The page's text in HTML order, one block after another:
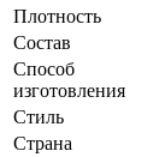
Плотность
Состав
Способ
изготовления
Стиль
Страна